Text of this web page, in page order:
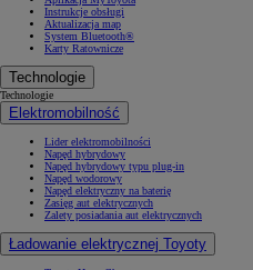
Instrukcje obsługi
Aktualizacja map
System Bluetooth®
Karty Ratownicze
Technologie
Technologie
Elektromobilność
Lider elektromobilności
Napęd hybrydowy
Napęd hybrydowy typu plug-in
Napęd wodorowy
Napęd elektryczny na baterię
Zasięg aut elektrycznych
Zalety posiadania aut elektrycznych
Ładowanie elektrycznej Toyoty